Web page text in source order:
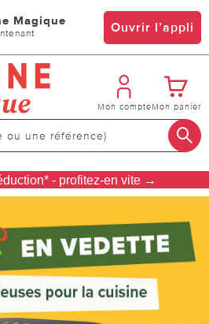
Magique Ouvrir l’appli
Mon compteMon panier
- profitez-en vite →